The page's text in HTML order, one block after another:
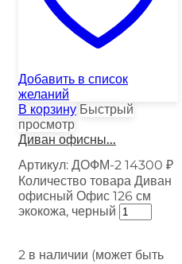
Добавить в список
желаний
В корзину Быстрый
просмотр
Диван офисны...
Артикул: ДОФМ-2 14300 ₽
Количество товара Диван
офисный Офис 126 см
экокожа, черный
2 в наличии (может быть